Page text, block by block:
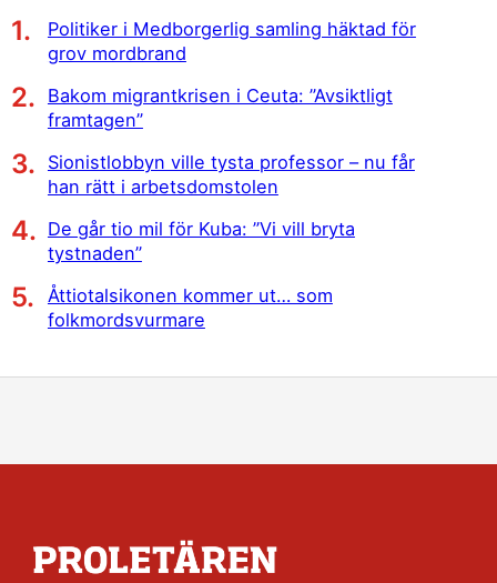
Politiker i Medborgerlig samling häktad för
grov mordbrand
Bakom migrantkrisen i Ceuta: ”Avsiktligt
framtagen”
Sionistlobbyn ville tysta professor – nu får
han rätt i arbetsdomstolen
De går tio mil för Kuba: ”Vi vill bryta
tystnaden”
Åttiotalsikonen kommer ut… som
folkmordsvurmare